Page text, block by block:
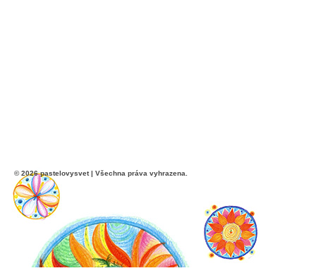
© 2026 pastelovysvet | Všechna práva vyhrazena.